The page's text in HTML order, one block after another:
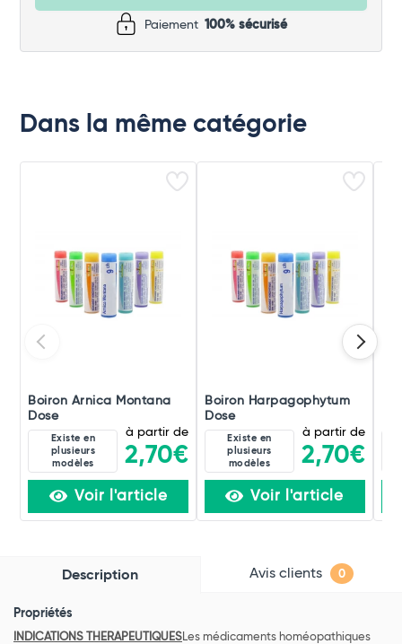
Paiement 100% sécurisé
Dans la même catégorie
Boiron Arnica Montana
Dose
Existe en
plusieurs
modèles
à partir de
2,70€
Voir l'article
Boiron Harpagophytum
Dose
Existe en
plusieurs
modèles
à partir de
2,70€
Voir l'article
Description Avis clients 0
Propriétés
INDICATIONS THERAPEUTIQUESLes médicaments homéopathiques